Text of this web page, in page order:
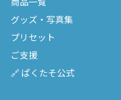
グッズ・写真集
プリセット
ご支援
🔗 ぱくたそ公式